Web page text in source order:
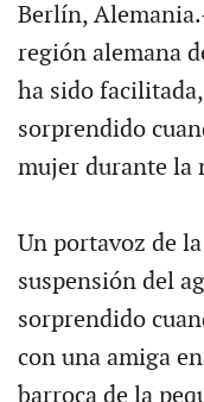
Berlín,
región alemana
ha sido
sorprendido
mujer durante la
Un portavoz de
suspensión del
sorprendido
con una amiga
barroca de la